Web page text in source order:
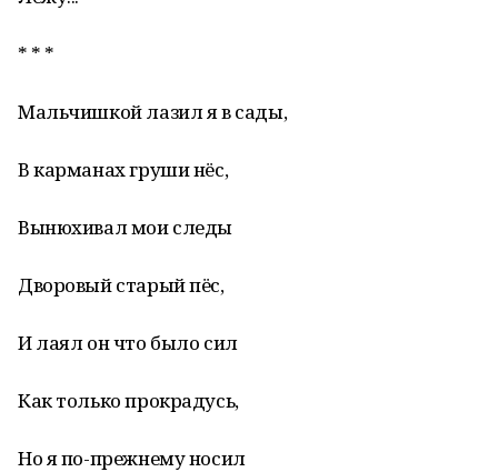
* * *
Мальчишкой лазил я в сады,
В карманах груши нёс,
Вынюхивал мои следы
Дворовый старый пёс,
И лаял он что было сил
Как только прокрадусь,
Но я по-прежнему носил